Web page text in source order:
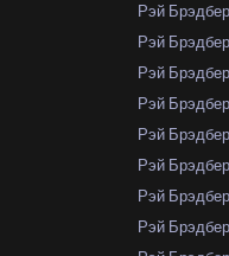
Рэй
Рэй
Рэй
Рэй
Рэй
Рэй
Рэй
Рэй